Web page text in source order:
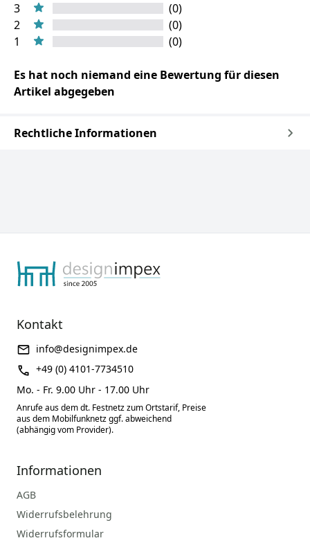
3
(0)
2
(0)
1
(0)
Es hat noch niemand eine Bewertung für diesen
Artikel abgegeben
Rechtliche Informationen
Kontakt
info@designimpex.de
+49 (0) 4101-7734510
Mo. - Fr. 9.00 Uhr - 17.00 Uhr
Anrufe aus dem dt. Festnetz zum Ortstarif, Preise
aus dem Mobilfunknetz ggf. abweichend
(abhängig vom Provider).
Informationen
AGB
Widerrufsbelehrung
Widerrufsformular